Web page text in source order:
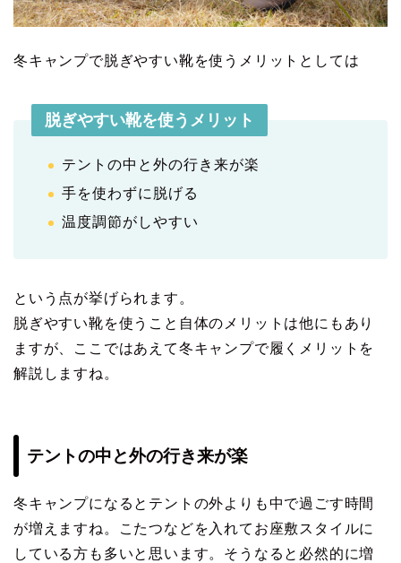
冬キャンプで脱ぎやすい靴を使うメリットとしては
脱ぎやすい靴を使うメリット
テントの中と外の行き来が楽
手を使わずに脱げる
温度調節がしやすい
という点が挙げられます。
脱ぎやすい靴を使うこと自体のメリットは他にもあり
ますが、ここではあえて冬キャンプで履くメリットを
解説しますね。
テントの中と外の行き来が楽
冬キャンプになるとテントの外よりも中で過ごす時間
が増えますね。こたつなどを入れてお座敷スタイルに
している方も多いと思います。そうなると必然的に増